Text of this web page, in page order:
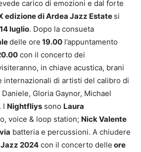
carico di emozioni e dal forte
edizione di Ardea Jazz Estate si
luglio. Dopo la consueta
delle ore 19.00 l’appuntamento
con il concerto dei
in chiave acustica, brani
internazionali di artisti del calibro di
Gloria Gaynor, Michael
I Nightfliys sono Laura
voice & loop station; Nick Valente
batteria e percussioni. A chiudere
2024 con il concerto delle ore